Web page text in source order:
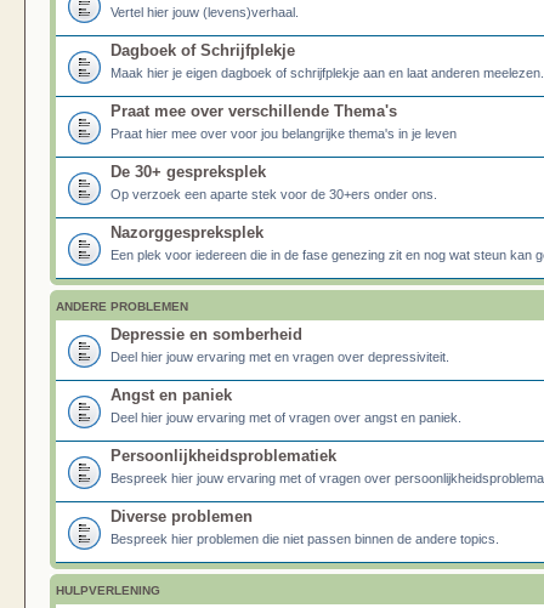
Vertel hier jouw (levens)verhaal.
Dagboek of Schrijfplekje
Maak hier je eigen dagboek of schrijfplekje aan en laat anderen meelezen.
Praat mee over verschillende Thema's
Praat hier mee over voor jou belangrijke thema's in je leven
De 30+ gespreksplek
Op verzoek een aparte stek voor de 30+ers onder ons.
Nazorggespreksplek
Een plek voor iedereen die in de fase genezing zit en nog wat steun kan
ANDERE PROBLEMEN
Depressie en somberheid
Deel hier jouw ervaring met en vragen over depressiviteit.
Angst en paniek
Deel hier jouw ervaring met of vragen over angst en paniek.
Persoonlijkheidsproblematiek
Bespreek hier jouw ervaring met of vragen over
Diverse problemen
Bespreek hier problemen die niet passen binnen de andere topics.
HULPVERLENING